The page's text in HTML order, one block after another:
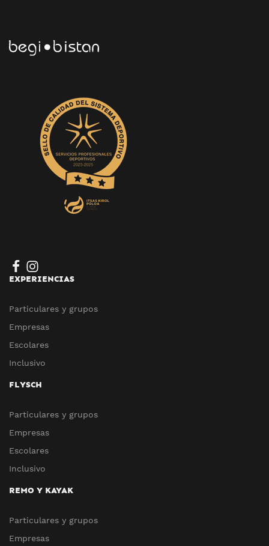
EXPERIENCIAS
Particulares y grupos
Empresas
Escolares
Inclusivo
FLYSCH
Particulares y grupos
Empresas
Escolares
Inclusivo
REMO Y KAYAK
Particulares y grupos
Empresas